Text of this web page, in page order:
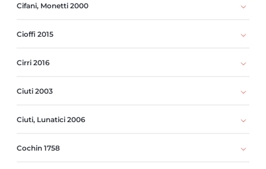
Cifani, Monetti 2000
Cioffi 2015
Cirri 2016
Ciuti 2003
Ciuti, Lunatici 2006
Cochin 1758